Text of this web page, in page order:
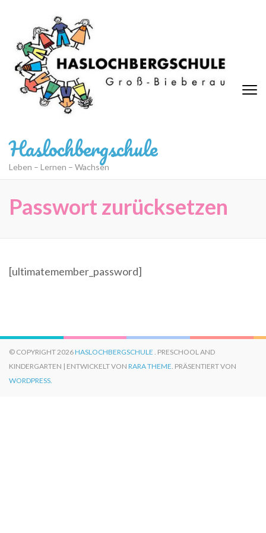
springen
(Eingabetaste
drücken)
Haslochbergschule
Leben – Lernen – Wachsen
Passwort zurücksetzen
[ultimatemember_password]
© COPYRIGHT 2026HASLOCHBERGSCHULE . PRESCHOOL AND
KINDERGARTEN | ENTWICKELT VON RARA THEME. PRÄSENTIERT VON
WORDPRESS.